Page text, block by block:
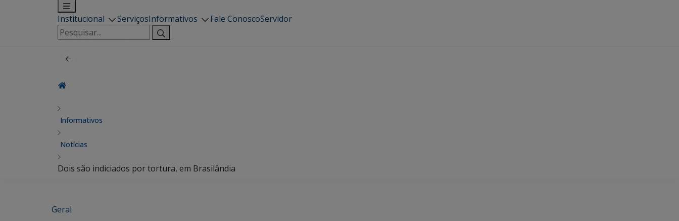
Institucional ServiçosInformativos Fale ConoscoServidor
Pesquisar
por:
Informativos
Notícias
Dois são indiciados por tortura, em Brasilândia
Geral